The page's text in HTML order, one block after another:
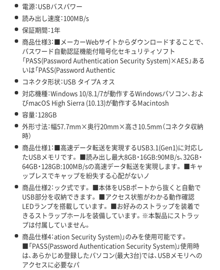
電源：USBバスパワー
読み出し速度：100MB/s
保証期間：1年
商品仕様3：■メーカーWebサイトからダウンロードすることで、
パスワード自動認証機能付暗号化セキュリティソフト
「PASS(Password Authentication Security System)×AES」ある
いは「PASS(Password Authentic
コネクタ形状：USB タイプA オス
対応機種：Windows 10/8.1/7が動作するWindowsパソコン、およ
びmacOS High Sierra (10.13)が動作するMacintosh
容量：128GB
外形寸法：幅57.7mm×奥行20mm×高さ10.5mm（コネクタ収納
時）
商品仕様1：■高速データ転送を実現するUSB3.1(Gen1)に対応し
たUSBメモリです。 ■読み出し最大8GB・16GB:90MB/s、32GB・
64GB・128GB:100MB/sの高速データ転送を実現します。 ■キャ
ップレスでキャップを紛失する心配がないノ
商品仕様2：ック式です。 ■本体をUSBポートから抜くと自動で
USB部分を収納できます。 ■アクセス状態がわかる動作確認
LEDランプを搭載しています。 ■お好みのストラップを装着で
きるストラップホールを装備しています。※本製品にストラッ
プは付属していません。
商品仕様4：ation Security System)」のみを使用可能です。
■「PASS(Password Authentication Security System)」使用時
は、あらかじめ登録したパソコン(最大3台)では、USBメモリへの
アクセスに必要なパ